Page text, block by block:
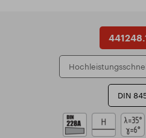
DIN